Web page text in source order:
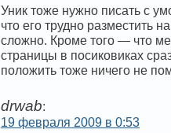
Уник тоже нужно писать с
что его трудно разместить
сложно. Кроме того — что
страницы в посиковиках
положить тоже ничего не
drwab:
19 февраля 2009 в 0:53